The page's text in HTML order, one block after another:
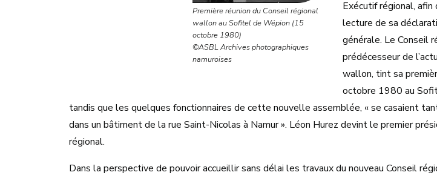
Première réunion du Conseil régional
wallon au Sofitel de Wépion (15
octobre 1980)
©ASBL Archives photographiques
namuroises
Exécutif régional, afin
lecture de sa
générale. Le Conseil
prédécesseur de
wallon, tint sa
octobre 1980 au
tandis que les quelques fonctionnaires de cette nouvelle assemblée, « se casaient
dans un bâtiment de la rue Saint-Nicolas à Namur ». Léon Hurez devint le premier
régional.
Dans la perspective de pouvoir accueillir sans délai les travaux du nouveau Conseil